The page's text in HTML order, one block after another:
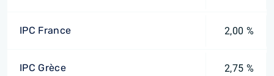
IPC France 2,00 %
IPC Grèce 2,75 %